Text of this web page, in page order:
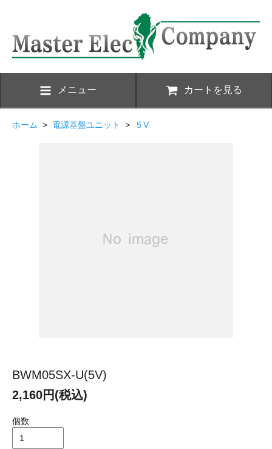
メニュー カートを見る
ホーム > 電源基盤ユニット > ５V
BWM05SX-U(5V)
2,160円(税込)
個数